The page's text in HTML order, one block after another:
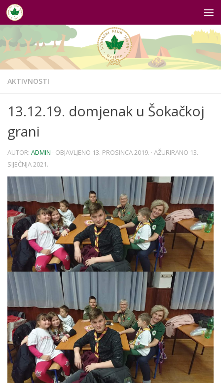
Skip to content
AKTIVNOSTI
13.12.19. domjenak u Šokačkoj
grani
AUTOR: ADMIN · OBJAVLJENO 13. PROSINCA 2019. · AŽURIRANO 13.
SIJEČNJA 2021.